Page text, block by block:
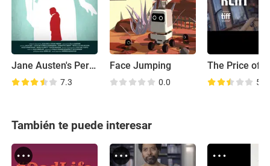
Jane Austen's Period Drama
7.3
Face Jumping
0.0 5.8
También te puede interesar